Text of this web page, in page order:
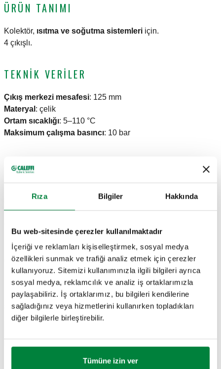
Rıza Bilgiler Hakkında
Bu web-sitesinde çerezler kullanılmaktadır
İçeriği ve reklamları kişiselleştirmek, sosyal medya
özellikleri sunmak ve trafiği analiz etmek için çerezler
kullanıyoruz. Sitemizi kullanımınızla ilgili bilgileri ayrıca
sosyal medya, reklamcılık ve analiz iş ortaklarımızla
paylaşabiliriz. İş ortaklarımız, bu bilgileri kendilerine
sağladığınız veya hizmetlerini kullanırken topladıkları
diğer bilgilerle birleştirebilir.
Tümüne izin ver
ÜRÜN TANIMI
Kolektör, ısıtma ve soğutma sistemleri için.
4 çıkışlı.
TEKNIK VERILER
Çıkış merkezi mesafesi: 125 mm
Materyal : çelik
Ortam sıcaklığı: 5–110 °C
Maksimum çalışma basıncı: 10 bar
ÇIZIMLER VE TEKNIK ÖZELLIKLER
numarası
550040
G 1 1/2" A (ISO 228-
1) E
G 1 1/2" (ISO 228-
4 çıkışlı, sabit
somun
3B modeller